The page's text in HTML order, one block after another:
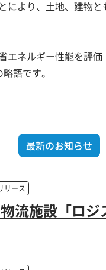
より、土地、建物
エネルギー性能を評
語です。
最新のお知らせ
リース
流施設「ロ